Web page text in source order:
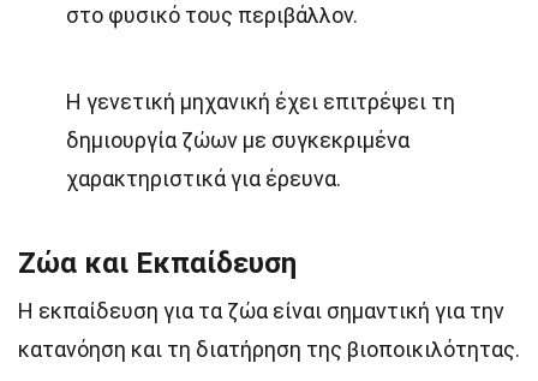
στο φυσικό τους περιβάλλον.
Η γενετική μηχανική έχει επιτρέψει τη
δημιουργία ζώων με συγκεκριμένα
χαρακτηριστικά για έρευνα.
Ζώα και Εκπαίδευση
Η εκπαίδευση για τα ζώα είναι σημαντική για την
κατανόηση και τη διατήρηση της βιοποικιλότητας.